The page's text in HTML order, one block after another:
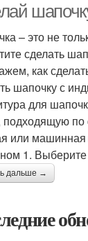
– это не
сделать
как
шапочку с
для
подходящую по
или
1.
дальше →